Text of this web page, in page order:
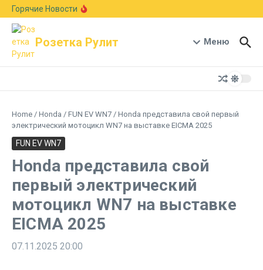
Перейти к содержанию
Горячие Новости
кроссовер X5 с мотором B58 и запасом хода
1000 км
Розетка Рулит Меню
Home / Honda / FUN EV WN7 / Honda представила свой первый
электрический мотоцикл WN7 на выставке EICMA 2025
FUN EV WN7
Honda представила свой
первый электрический
мотоцикл WN7 на выставке
EICMA 2025
07.11.2025 20:00